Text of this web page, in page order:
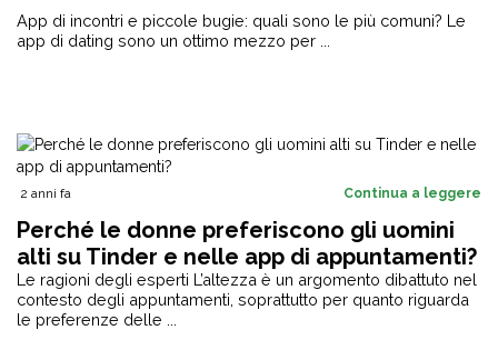
App di incontri e piccole bugie: quali sono le più comuni? Le
app di dating sono un ottimo mezzo per ...
2 anni fa Continua a leggere
Perché le donne preferiscono gli uomini
alti su Tinder e nelle app di appuntamenti?
Le ragioni degli esperti L’altezza è un argomento dibattuto nel
contesto degli appuntamenti, soprattutto per quanto riguarda
le preferenze delle ...